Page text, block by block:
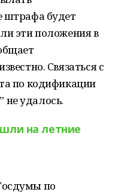
штрафа будет
эти положения в
Связаться с
по кодификации
удалось.
на летние
по